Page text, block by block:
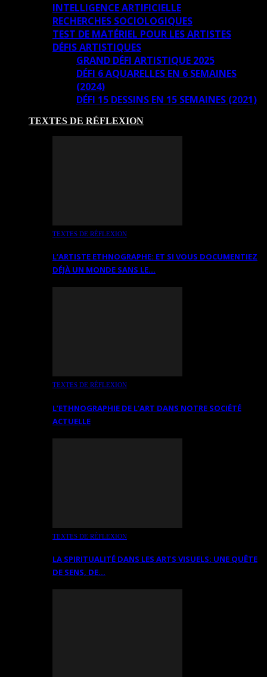
INTELLIGENCE ARTIFICIELLE
RECHERCHES SOCIOLOGIQUES
TEST DE MATÉRIEL POUR LES ARTISTES
DÉFIS ARTISTIQUES
GRAND DÉFI ARTISTIQUE 2025
DÉFI 6 AQUARELLES EN 6 SEMAINES
(2024)
DÉFI 15 DESSINS EN 15 SEMAINES (2021)
TEXTES DE RÉFLEXION
TEXTES DE RÉFLEXION
L’ARTISTE ETHNOGRAPHE: ET SI VOUS DOCUMENTIEZ
DÉJÀ UN MONDE SANS LE…
TEXTES DE RÉFLEXION
L’ETHNOGRAPHIE DE L’ART DANS NOTRE SOCIÉTÉ
ACTUELLE
TEXTES DE RÉFLEXION
LA SPIRITUALITÉ DANS LES ARTS VISUELS: UNE QUÊTE
DE SENS, DE…